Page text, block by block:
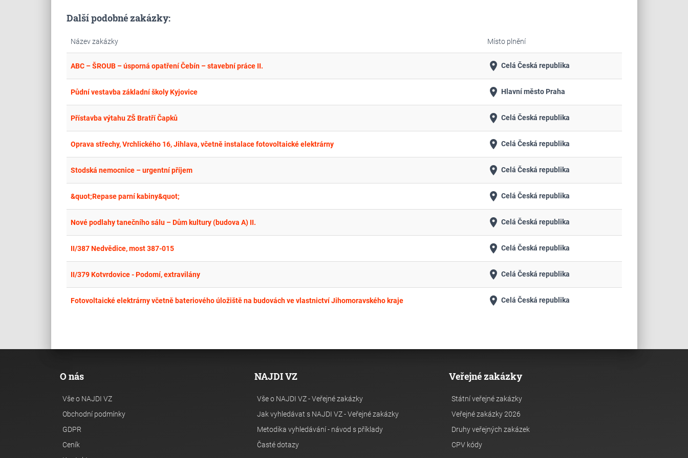
Další podobné zakázky:
Název zakázky Místo plnění
ABC – ŠROUB – úsporná opatření Čebín – stavební práce II. place Celá Česká republika
Půdní vestavba základní školy Kyjovice place Hlavní město Praha
Přístavba výtahu ZŠ Bratří Čapků place Celá Česká republika
Oprava střechy, Vrchlického 16, Jihlava, včetně instalace fotovoltaické elektrárny place Celá Česká republika
Stodská nemocnice – urgentní příjem place Celá Česká republika
&quot;Repase parní kabiny&quot; place Celá Česká republika
Nové podlahy tanečního sálu – Dům kultury (budova A) II. place Celá Česká republika
II/387 Nedvědice, most 387-015 place Celá Česká republika
II/379 Kotvrdovice - Podomí, extravilány place Celá Česká republika
Fotovoltaické elektrárny včetně bateriového úložiště na budovách ve vlastnictví Jihomoravského kraje place Celá Česká republika
O nás
Vše o NAJDI VZ
Obchodní podmínky
GDPR
Ceník
NAJDI VZ
Vše o NAJDI VZ - Veřejné zakázky
Jak vyhledávat s NAJDI VZ - Veřejné zakázky
Metodika vyhledávání - návod s příklady
Časté dotazy
Veřejné zakázky
Státní veřejné zakázky
Veřejné zakázky 2026
Druhy veřejných zakázek
CPV kódy